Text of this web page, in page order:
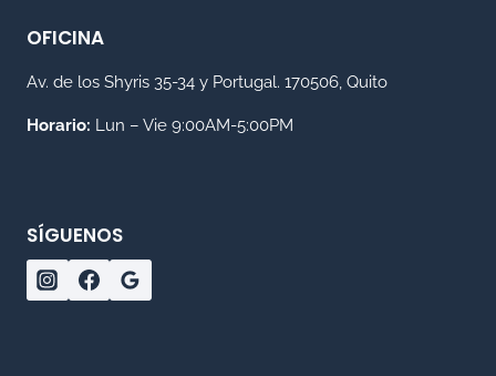
OFICINA
Av. de los Shyris 35-34 y Portugal. 170506, Quito
Horario: Lun – Vie 9:00AM-5:00PM
SÍGUENOS